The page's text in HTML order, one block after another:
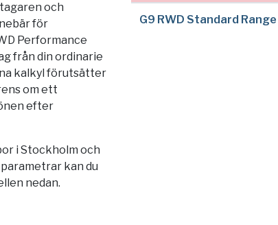
och
för
Performance
från din ordinarie
kalkyl förutsätter
om ett
efter
i Stockholm och
parametrar kan du
nedan.
G9 RWD Standard Range